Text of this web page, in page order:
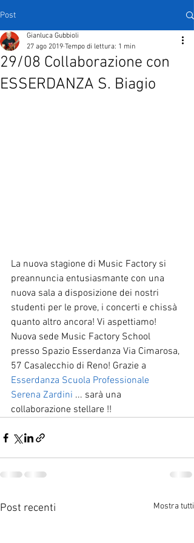
Post
29/08 Collaborazione con
ESSERDANZA S. Biagio
Gianluca Gubbioli
27 ago 2019 Tempo di lettura: 1 min
La nuova stagione di Music Factory si
preannuncia entusiasmante con una
nuova sala a disposizione dei nostri
studenti per le prove, i concerti e chissà
quanto altro ancora! Vi aspettiamo!
Nuova sede Music Factory School
presso Spazio Esserdanza Via Cimarosa,
57 Casalecchio di Reno! Grazie a
Esserdanza Scuola Professionale
Serena Zardini ... sarà una
collaborazione stellare !!
Post recenti Mostra tutti